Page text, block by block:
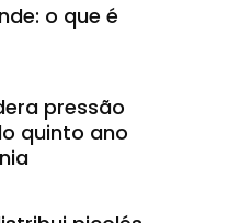
o que é
pressão
quinto ano